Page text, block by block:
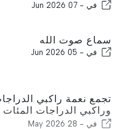
في - 07 Jun 2026
سماع صوت الله
في - 05 Jun 2026
تجمع نعمة راكبي
وراكبي الدراجات
كنيسة بينينا
في - 28 May 2026